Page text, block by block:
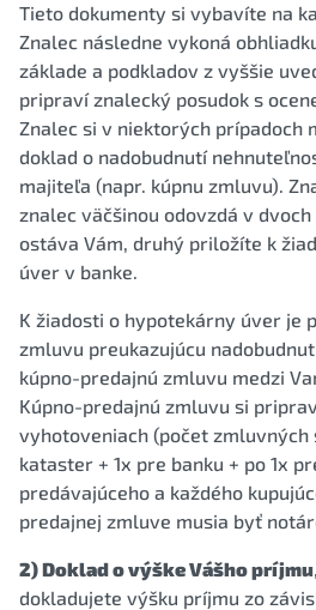
Tieto dokumenty si vybavíte na
Znalec následne vykoná
základe a podkladov z vyššie
pripraví znalecký posudok s
Znalec si v niektorých prípadoch
doklad o nadobudnutí
majiteľa (napr. kúpnu zmluvu).
znalec väčšinou odovzdá v
ostáva Vám, druhý priložíte k
úver v banke.
K žiadosti o hypotekárny úver je
zmluvu preukazujúcu
kúpno-predajnú zmluvu medzi
Kúpno-predajnú zmluvu si
vyhotoveniach (počet zmluvných
kataster + 1x pre banku + po 1x
predávajúceho a každého
predajnej zmluve musia byť
2) Doklad o výške Vášho príjmu
dokladujete výšku príjmu zo